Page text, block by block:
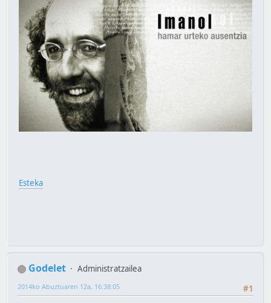
Esteka
Godelet
Administratzailea
#1
2014ko Abuztuaren 12a, 16:38:05